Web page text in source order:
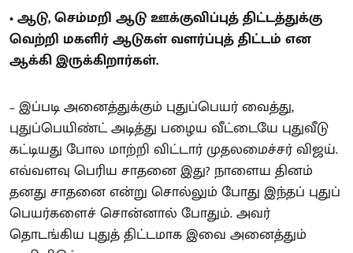
• ஆடு, செம்மறி ஆடு ஊக்குவிப்புத் திட்டத்துக்கு
வெற்றி மகளிர் ஆடுகள் வளர்ப்புத் திட்டம் என
ஆக்கி இருக்கிறார்கள்.
– இப்படி அனைத்துக்கும் புதுப்பெயர் வைத்து,
புதுப்பெயிண்ட் அடித்து பழைய வீட்டையே புதுவீடு
கட்டியது போல மாற்றி விட்டார் முதலமைச்சர் விஜய்.
எவ்வளவு பெரிய சாதனை இது? நாளைய தினம்
தனது சாதனை என்று சொல்லும் போது இந்தப் புதுப்
பெயர்களைச் சொன்னால் போதும். அவர்
தொடங்கிய புதுத் திட்டமாக இவை அனைத்தும்